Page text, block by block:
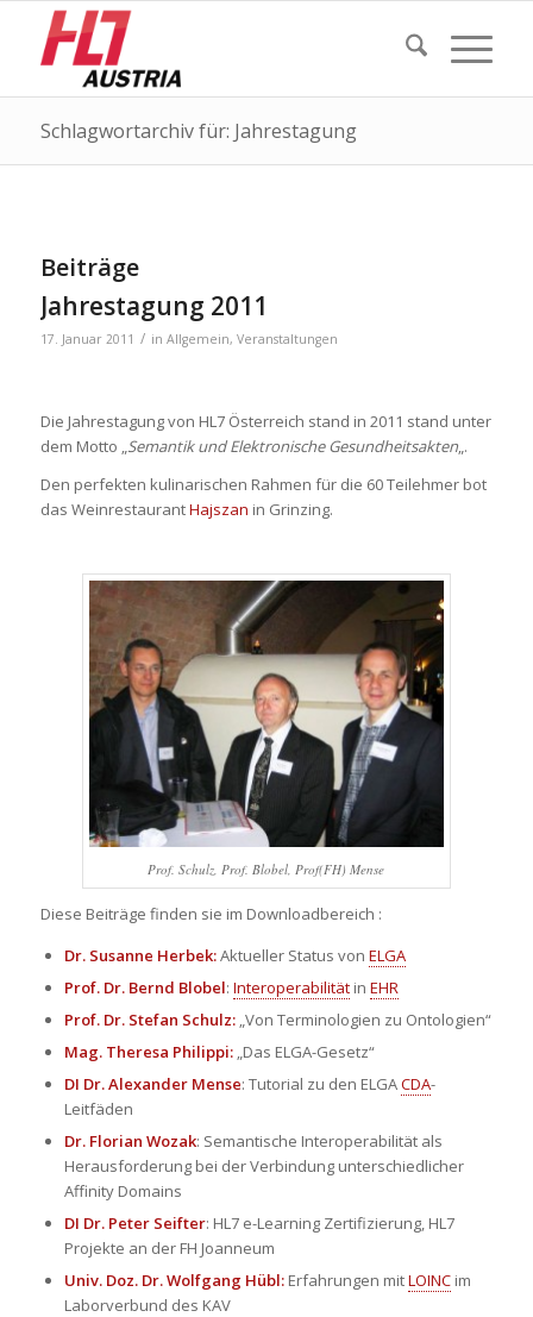
Schlagwortarchiv für: Jahrestagung
Beiträge
Jahrestagung 2011
17. Januar 2011 / in Allgemein, Veranstaltungen
Die Jahrestagung von HL7 Österreich stand in 2011 stand unter
dem Motto „Semantik und Elektronische Gesundheitsakten„.
Den perfekten kulinarischen Rahmen für die 60 Teilehmer bot
das WeinrestaurantHajszan in Grinzing.
Prof. Schulz, Prof. Blobel, Prof(FH) Mense
Diese Beiträge finden sie im Downloadbereich :
Dr. Susanne Herbek:Aktueller Status von ELGA
Prof. Dr. Bernd Blobel: Interoperabilitätin EHR
Prof. Dr. Stefan Schulz:„Von Terminologien zu Ontologien“
Mag. Theresa Philippi:„Das ELGA-Gesetz“
DI Dr. Alexander Mense: Tutorial zu den ELGACDA-
Leitfäden
Dr. Florian Wozak: Semantische Interoperabilität als
Herausforderung bei der Verbindung unterschiedlicher
Affinity Domains
DI Dr. Peter Seifter: HL7 e-Learning Zertifizierung, HL7
Projekte an der FH Joanneum
Univ. Doz. Dr. Wolfgang Hübl:Erfahrungen mitLOINCim
Laborverbund des KAV